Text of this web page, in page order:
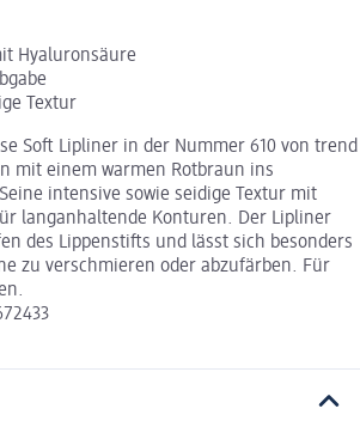
Hyaluronsäure
Textur
Soft Lipliner in der Nummer 610 von trend
mit einem warmen Rotbraun ins
intensive sowie seidige Textur mit
langanhaltende Konturen. Der Lipliner
des Lippenstifts und lässt sich besonders
zu verschmieren oder abzufärben. Für